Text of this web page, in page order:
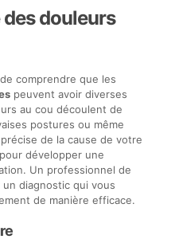
douleurs
comprendre que les
peuvent avoir diverses
au cou découlent de
postures ou même
de la cause de votre
développer une
Un professionnel de
diagnostic qui vous
de manière efficace.